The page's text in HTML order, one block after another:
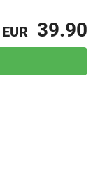
EUR 39.90